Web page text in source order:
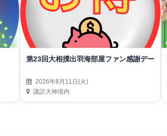
第23回大相撲出羽海部屋ファン感謝デー
2026年8月11日(火)
諏訪大神境内